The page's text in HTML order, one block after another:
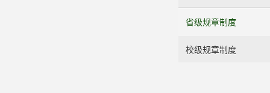
省级规章制度
校级规章制度